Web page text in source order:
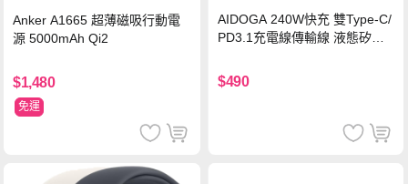
Anker A1665 超薄磁吸行動電
源 5000mAh Qi2
$1,480
免運
AIDOGA 240W快充 雙Type-C/
PD3.1充電線傳輸線 液態矽膠
機/平板/筆電
$490